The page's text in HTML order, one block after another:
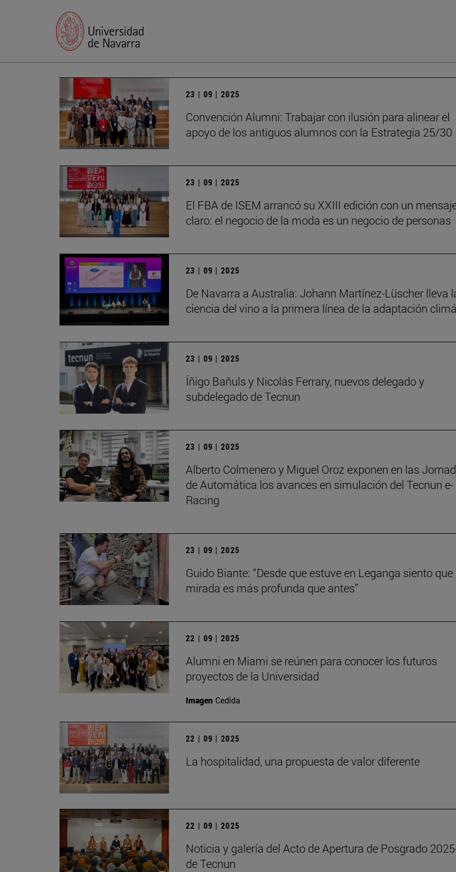
23 | 09 | 2025
Convención Alumni: Trabajar con ilusión para alinear el
apoyo de los antiguos alumnos con la Estrategia 25/30
23 | 09 | 2025
El FBA de ISEM arrancó su XXIII edición con un
claro: el negocio de la moda es un negocio de personas
23 | 09 | 2025
De Navarra a Australia: Johann Martínez-Lüscher lleva
ciencia del vino a la primera línea de la adaptación
23 | 09 | 2025
Íñigo Bañuls y Nicolás Ferrary, nuevos delegado y
subdelegado de Tecnun
23 | 09 | 2025
Alberto Colmenero y Miguel Oroz exponen en las
de Automática los avances en simulación del Tecnun e-
Racing
23 | 09 | 2025
Guido Biante: “Desde que estuve en Leganga siento
mirada es más profunda que antes”
22 | 09 | 2025
Alumni en Miami se reúnen para conocer los futuros
proyectos de la Universidad
Imagen Cedida
22 | 09 | 2025
La hospitalidad, una propuesta de valor diferente
22 | 09 | 2025
Noticia y galería del Acto de Apertura de Posgrado
de Tecnun